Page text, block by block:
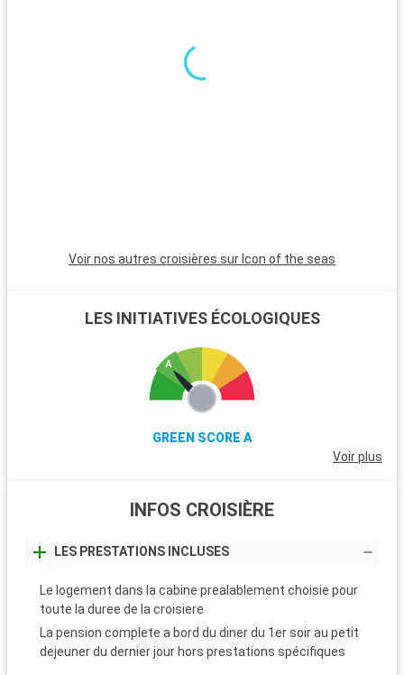
expérience sous-marine inoubliable. Ces destinations autour
de Miami révèlent la beauté naturelle et la diversité culturelle
Voir nos autres croisières sur Icon of the seas
LES INITIATIVES ÉCOLOGIQUES
GREEN SCORE A
Voir plus
INFOS CROISIÈRE
LES PRESTATIONS INCLUSES
Le logement dans la cabine prealablement choisie pour
toute la duree de la croisiere
La pension complete a bord du diner du 1er soir au petit
dejeuner du dernier jour hors prestations spécifiques